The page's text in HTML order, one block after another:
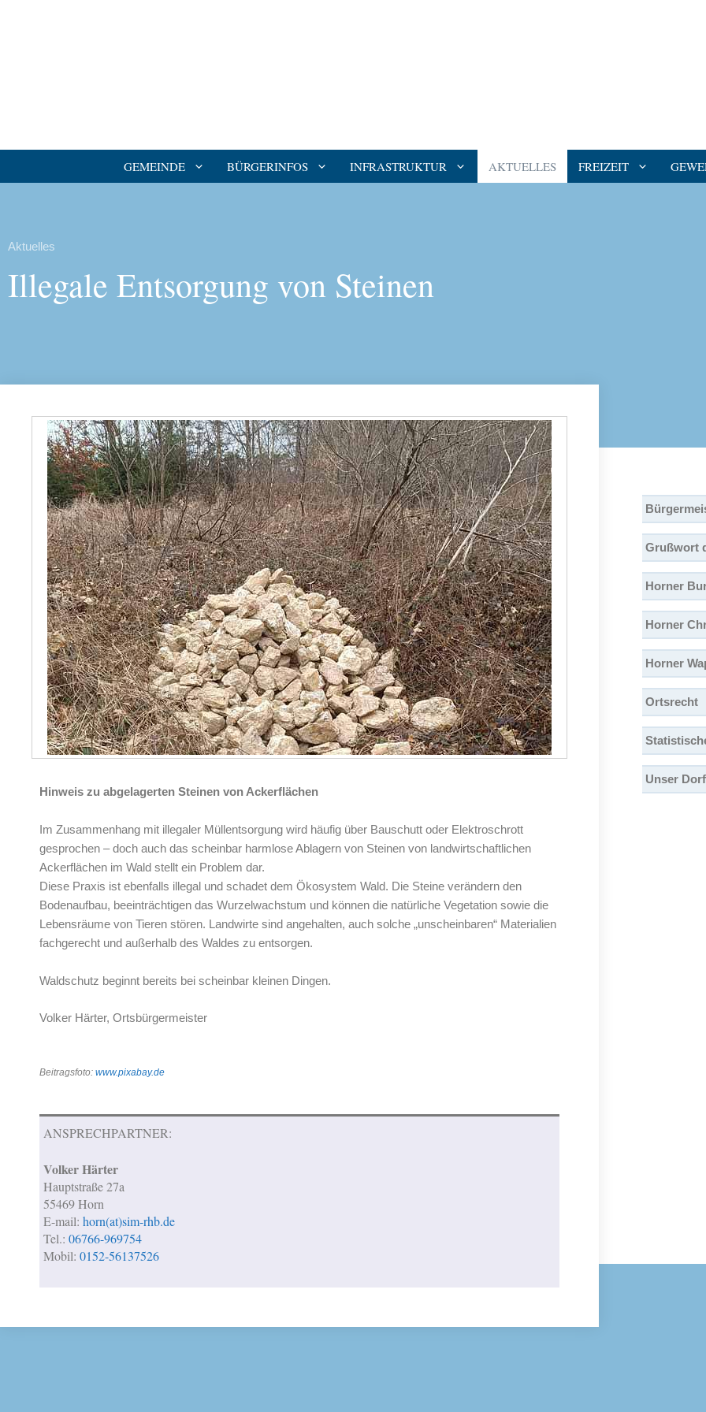
GEMEINDE BÜRGERINFOS INFRASTRUKTUR AKTUELLES FREIZEIT
Aktuelles
Illegale Entsorgung von Steinen
Hinweis zu abgelagerten Steinen von Ackerflächen
Im Zusammenhang mit illegaler Müllentsorgung wird häufig über Bauschutt oder Elektroschrott
gesprochen – doch auch das scheinbar harmlose Ablagern von Steinen von landwirtschaftlichen
Ackerflächen im Wald stellt ein Problem dar.
Diese Praxis ist ebenfalls illegal und schadet dem Ökosystem Wald. Die Steine verändern den
Bodenaufbau, beeinträchtigen das Wurzelwachstum und können die natürliche Vegetation sowie die
Lebensräume von Tieren stören. Landwirte sind angehalten, auch solche „unscheinbaren“ Materialien
fachgerecht und außerhalb des Waldes zu entsorgen.
Waldschutz beginnt bereits bei scheinbar kleinen Dingen.
Volker Härter, Ortsbürgermeister
Beitragsfoto: www.pixabay.de
ANSPRECHPARTNER:
Volker Härter
Hauptstraße 27a
55469 Horn
E-mail: horn(at)sim-rhb.de
Tel.: 06766-969754
Mobil: 0152-56137526
Grußwort
Horner
Horner
Horner
Ortsrecht
Unser Dorf